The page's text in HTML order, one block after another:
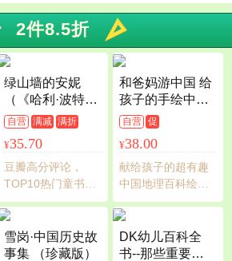
2件8.5折
绿山墙的安妮
（《哈利·波特》
译者马爱农倾情
献译的高口碑经
典全译本）
自营 满减 满折
¥35.70
豆瓣高分评论，
TOP10热门童书，
L.M.蒙哥马利文学
遗产继承人凯特·巴
特勒女士作序推
荐、权威认证简体
和爸妈游中国 给
孩子的手绘中国
地理绘本
自营 促
¥38.00
献给孩子的超有趣
中国地理百科绘
本！详细介绍中国
34个省！用绘本的
形式展现各省的人
文、地理、古迹、
雪岗·中国历史故
事集 （珍藏版）
DK幼儿百科全
书--那些重要的